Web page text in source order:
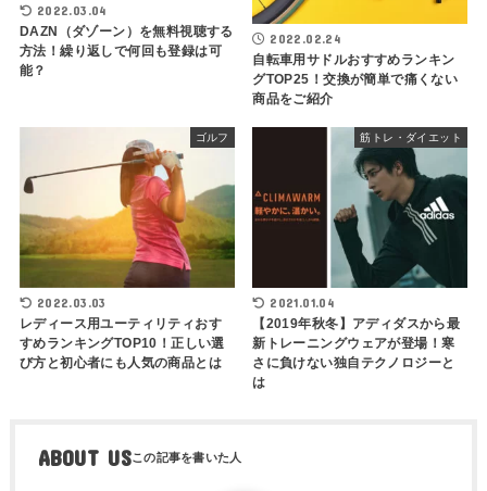
2022.03.04
DAZN（ダゾーン）を無料視聴する
方法！繰り返しで何回も登録は可
能？
2022.02.24
自転車用サドルおすすめランキン
グTOP25！交換が簡単で痛くない
商品をご紹介
ゴルフ
2022.03.03
レディース用ユーティリティおす
すめランキングTOP10！正しい選
び方と初心者にも人気の商品とは
筋トレ・ダイエット
2021.01.04
【2019年秋冬】アディダスから最
新トレーニングウェアが登場！寒
さに負けない独自テクノロジーと
は
ABOUT US